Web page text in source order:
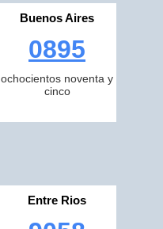
Buenos Aires
0895
ochocientos noventa y
cinco
Entre Rios